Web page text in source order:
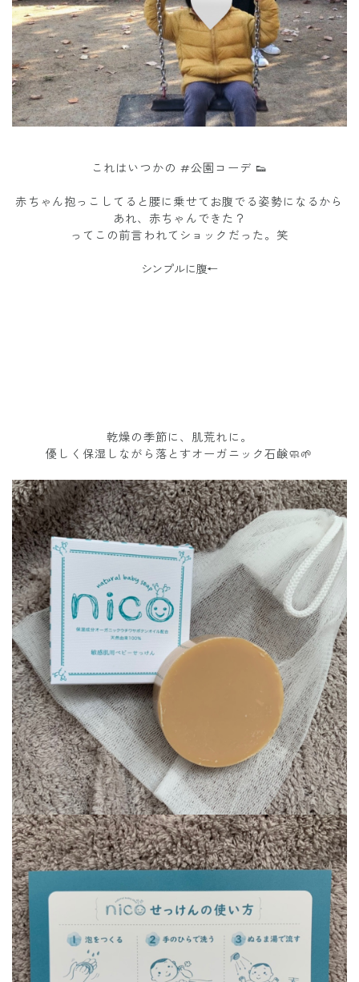
これはいつかの #公園コーデ 👟
赤ちゃん抱っこしてると腰に乗せてお腹でる姿勢になるから
あれ、赤ちゃんできた？
ってこの前言われてショックだった。笑
シンプルに腹←
乾燥の季節に、肌荒れに。
優しく保湿しながら落とすオーガニック石鹸🧼🌱